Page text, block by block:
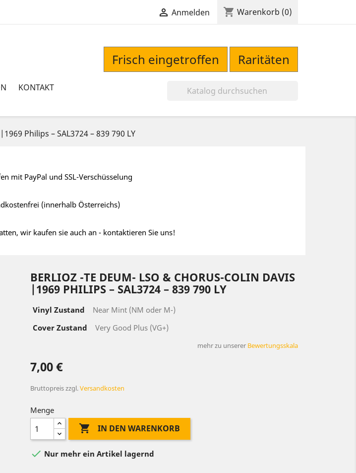
 Anmelden shopping_cart Warenkorb (0)
Frisch eingetroffen Raritäten
KONTAKT
Philips ‎– SAL3724 – 839 790 LY
mit PayPal und SSL-Verschüsselung
(innerhalb Österreichs)
wir kaufen sie auch an - kontaktieren Sie uns!
BERLIOZ -TE DEUM- LSO & CHORUS-COLIN DAVIS
|1969 PHILIPS ‎– SAL3724 – 839 790 LY
Vinyl Zustand
Near Mint (NM oder M-)
Cover Zustand
Very Good Plus (VG+)
mehr zu unserer Bewertungsskala
7,00 €
Bruttopreiszzgl.Versandkosten
Menge
 IN DEN WARENKORB
 Nur mehr ein Artikel lagernd